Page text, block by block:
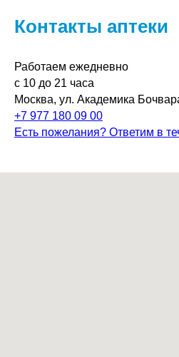
Контакты аптеки
Работаем ежедневно
с 10 до 21 часа
Москва, ул. Академика
+7 977 180 09 00
Есть пожелания? Ответим в